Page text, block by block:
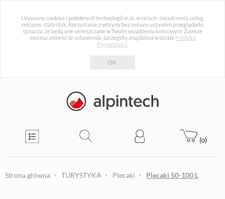
Używamy cookies i podobnych technologii m.in. w celach: świadczenia usług,
reklamy, statystyk. Korzystanie z witryny bez zmiany ustawień przeglądarki
oznacza, że będą one umieszczane w Twoim urządzeniu końcowym. Zawsze
możesz zmienić te ustawienia; szczegóły znajdziesz w dziale Polityka
Prywatności.
OK
(0)
Strona główna TURYSTYKA Plecaki Plecaki 50-100 L